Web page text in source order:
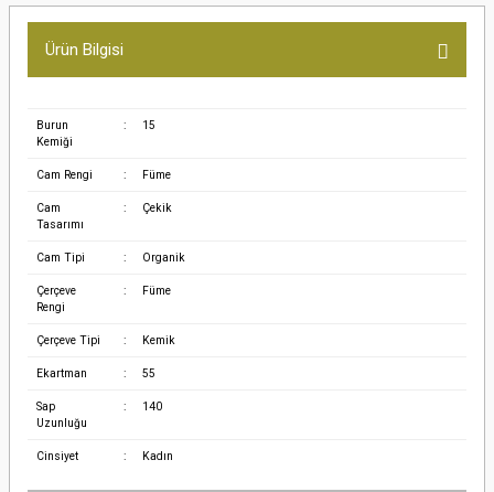
Ürün Bilgisi
Burun
Kemiği
: 15
Cam Rengi : Füme
Cam
Tasarımı
: Çekik
Cam Tipi : Organik
Çerçeve
Rengi
: Füme
Çerçeve Tipi : Kemik
Ekartman : 55
Sap
Uzunluğu
: 140
Cinsiyet : Kadın